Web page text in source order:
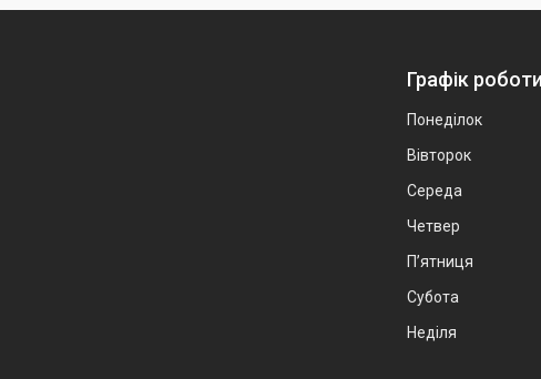
Графік роботи
Понеділок
Вівторок
Середа
Четвер
Пʼятниця
Субота
Неділя